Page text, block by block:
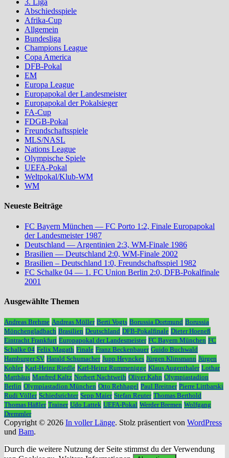
3. Liga
Abschiedsspiele
Afrika-Cup
Allgemein
Bundesliga
Champions League
Copa America
DFB-Pokal
EM
Europa League
Europapokal der Landesmeister
Europapokal der Pokalsieger
FA-Cup
FDGB-Pokal
Freundschaftsspiele
MLS/NASL
Nations League
Olympische Spiele
UEFA-Pokal
Weltpokal/Klub-WM
WM
Neueste Beiträge
FC Bayern München — FC Porto 1:2, Finale Europapokal
der Landesmeister 1987
Deutschland — Argentinien 2:3, WM-Finale 1986
Brasilien — Deutschland 2:0, WM-Finale 2002
Brasilien – Deutschland 1:0, Freundschaftsspiel 1982
FC Schalke 04 — 1. FC Union Berlin 2:0, DFB-Pokalfinale
2001
Ausgewählte Themen
Andreas Brehme Andreas Möller Berti Vogts Borussia Dortmund Borussia
Mönchengladbach Brasilien Deutschland DFB-Pokalfinale Dieter Hoeneß
Eintracht Frankfurt Europapokal der Landesmeister FC Bayern München FC
Schalke 04 Felix Magath Finale Franz Beckenbauer Guido Buchwald
Hamburger SV Harald Schumacher Jupp Heynckes Jürgen Klinsmann Jürgen
Kohler Karl-Heinz Riedle Karl-Heinz Rummenigge Klaus Augenthaler Lothar
Matthäus Manfred Kaltz Norbert Nachtweih Oliver Kahn Olympiastadion
Berlin Olympiastadion München Otto Rehhagel Paul Breitner Pierre Littbarski
Rudi Völler Schiedsrichter Sepp Maier Stefan Reuter Thomas Berthold
Thomas Häßler Trainer Udo Lattek UEFA-Pokal Werder Bremen Wolfgang
Dremmler
Copyright © 2026 In voller Länge. Stolz präsentiert von WordPress
und Bam.
Durch die weitere Nutzung der Seite stimmst du der Verwendung